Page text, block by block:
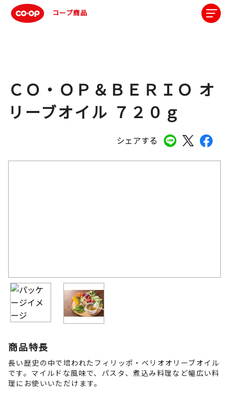
コープ商品
シェアする
ＣＯ・ＯＰ＆ＢＥＲＩＯ オ
リーブオイル ７２０ｇ
商品特長
長い歴史の中で培われたフィリッポ・ベリオオリーブオイル
です。マイルドな風味で、パスタ、煮込み料理など幅広い料
理にお使いいただけます。